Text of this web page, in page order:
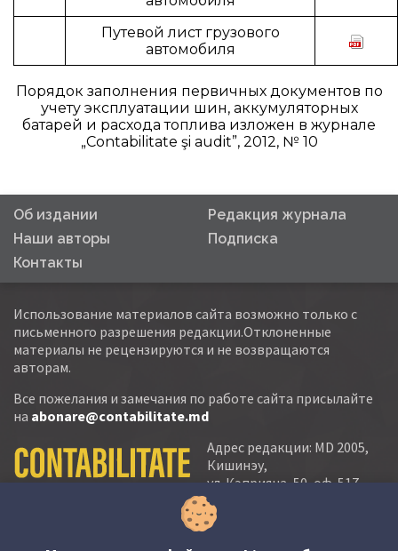
Путевой лист грузового
автомобиля
Порядок заполнения первичных документов по
учету эксплуатации шин, аккумуляторных
батарей и расхода топлива изложен в журнале
„Contabilitate şi audit”, 2012, № 10
Об издании
Редакция журнала
Наши авторы
Подписка
Контакты
Использование материалов сайта возможно только с
письменного разрешения редакции.Отклоненные
материалы не рецензируются и не возвращаются
авторам.
Все пожелания и замечания по работе сайта присылайте
на abonare@contabilitate.md
Адрес редакции: MD 2005,
Кишинэу,
ул. Кэприяна, 50, оф. 517-
518
тел.: